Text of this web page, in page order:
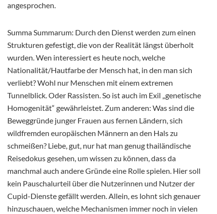
angesprochen.
Summa Summarum: Durch den Dienst werden zum einen
Strukturen gefestigt, die von der Realität längst überholt
wurden. Wen interessiert es heute noch, welche
Nationalität/Hautfarbe der Mensch hat, in den man sich
verliebt? Wohl nur Menschen mit einem extremen
Tunnelblick. Oder Rassisten. So ist auch im Exil „genetische
Homogenität“ gewährleistet. Zum anderen: Was sind die
Beweggründe junger Frauen aus fernen Ländern, sich
wildfremden europäischen Männern an den Hals zu
schmeißen? Liebe, gut, nur hat man genug thailändische
Reisedokus gesehen, um wissen zu können, dass da
manchmal auch andere Gründe eine Rolle spielen. Hier soll
kein Pauschalurteil über die Nutzerinnen und Nutzer der
Cupid-Dienste gefällt werden. Allein, es lohnt sich genauer
hinzuschauen, welche Mechanismen immer noch in vielen